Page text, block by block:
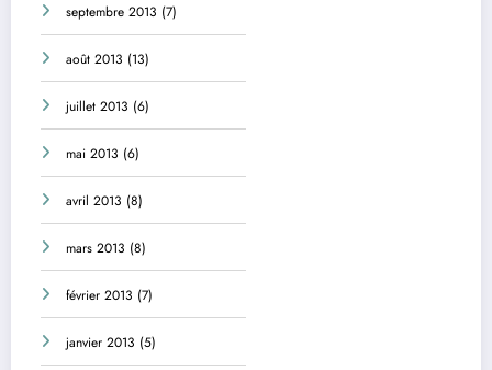
septembre 2013 (7)
août 2013 (13)
juillet 2013 (6)
mai 2013 (6)
avril 2013 (8)
mars 2013 (8)
février 2013 (7)
janvier 2013 (5)